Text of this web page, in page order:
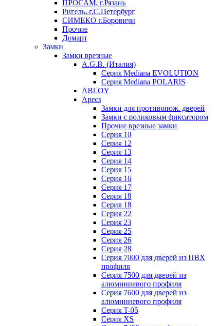
ПРОСАМ, г.Рязань
Ригель, г.С.Петербург
СИМЕКО г.Боровичи
Прочие
Домарт
Замки
Замки врезные
A.G.B. (Италия)
Серия Mediana EVOLUTION
Серия Mediana POLARIS
ABLOY
Apecs
Замки для противопож. дверей
Замки с роликовым фиксатором
Прочие врезные замки
Серия 10
Серия 12
Серия 13
Серия 14
Серия 15
Серия 16
Серия 17
Серия 18
Серия 18
Серия 22
Серия 23
Серия 25
Серия 26
Серия 28
Серия 7000 для дверей из ПВХ
профиля
Серия 7500 для дверей из
алюминиевого профиля
Серия 7600 для дверей из
алюминиевого профиля
Серия T-05
Серия XS